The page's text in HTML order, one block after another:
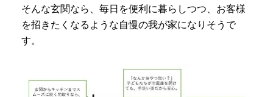
そんな玄関なら、毎日を便利に暮らしつつ、お客様
を招きたくなるような自慢の我が家になりそうで
す。